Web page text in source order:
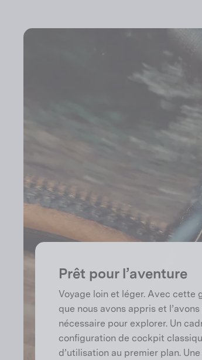
Prêt pour l’aventure
Voyage loin et léger. Avec cette
que nous avons appris et
nécessaire pour explorer. Un
configuration de cockpit
d’utilisation au premier plan.